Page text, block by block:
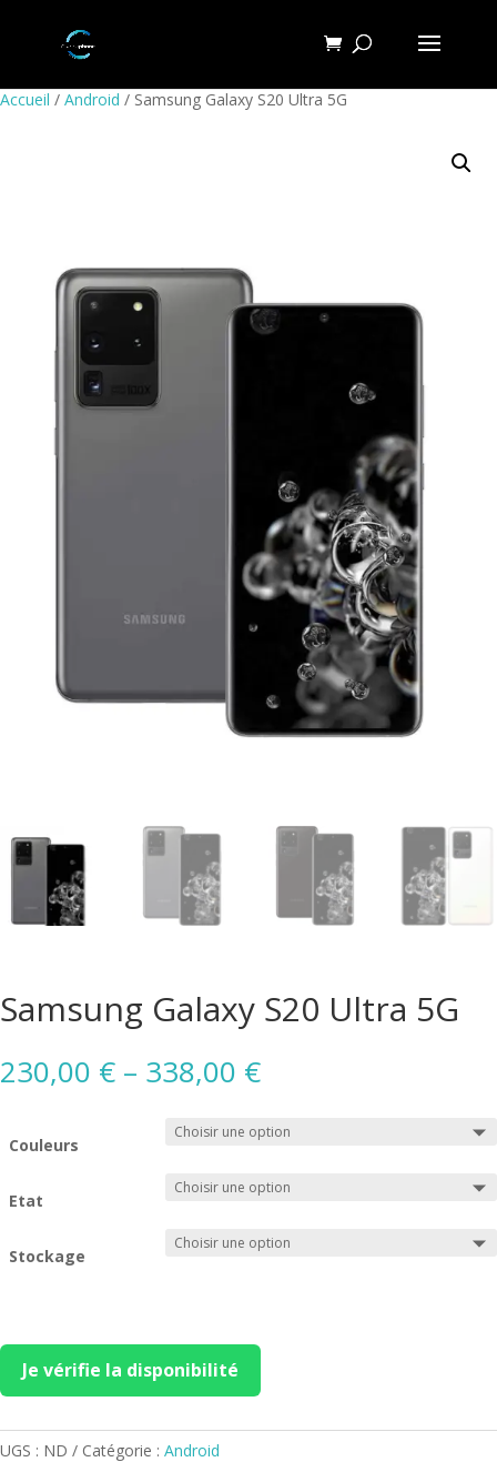
Accueil / Android / Samsung Galaxy S20 Ultra 5G
Samsung Galaxy S20 Ultra 5G
230,00 € – 338,00 €
Couleurs
Etat
Stockage
Je vérifie la disponibilité
UGS : ND Catégorie : Android